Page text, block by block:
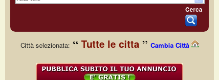
Cerca
Città selezionata: Tutte le citta Cambia Città